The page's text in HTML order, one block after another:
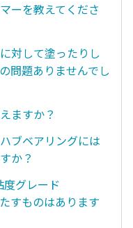
ーを教えてくださ
対して塗ったりし
問題ありませんでし
ますか？
ブベアリングには
か？
グレード
すものはあります